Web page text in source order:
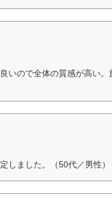
いので全体の質感が高い
しました。（50代／男性）